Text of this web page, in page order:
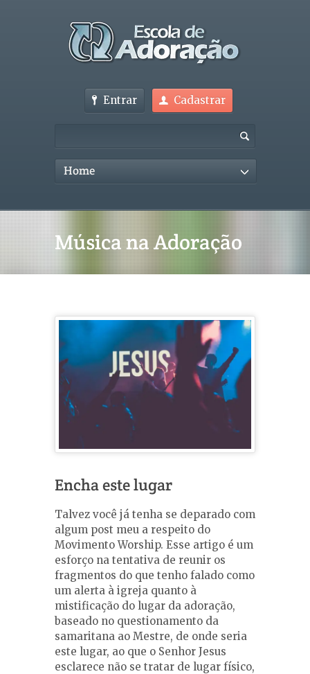
Entrar Cadastrar
Home
Música na Adoração
Encha este lugar
Talvez você já tenha se deparado com
algum post meu a respeito do
Movimento Worship. Esse artigo é um
esforço na tentativa de reunir os
fragmentos do que tenho falado como
um alerta à igreja quanto à
mistificação do lugar da adoração,
baseado no questionamento da
samaritana ao Mestre, de onde seria
este lugar, ao que o Senhor Jesus
esclarece não se tratar de lugar físico,